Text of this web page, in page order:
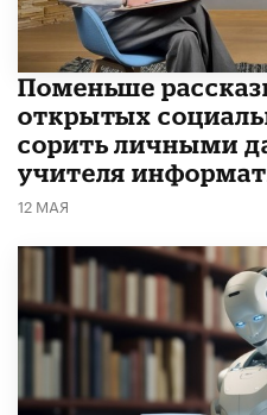
Поменьше
открытых
сорить личными
учителя
12 МАЯ